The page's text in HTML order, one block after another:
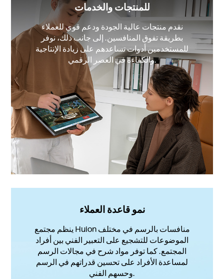
للمنتجات والخدمات
نقدم منتجات عالية الجودة ودعم قوي للعملاء
بطريقة تفوق المنافسين. إلى جانب ذلك، نوفر
للمستخدمين أدوات تساعدهم على زيادة الإنتاجية
والكفاءة في العصر الرقمي.
نمو قاعدة العملاء
ينظم مجتمع Huion منافسات بالرسم في مختلف
الموضوعات للتشجيع على التعبير الفني بين أفراد
المجتمع. كما توفر مواد شرح في مجالات الرسم
لمساعدة الأفراد على تحسين قدراتهم في الرسم
وحسهم الفني.